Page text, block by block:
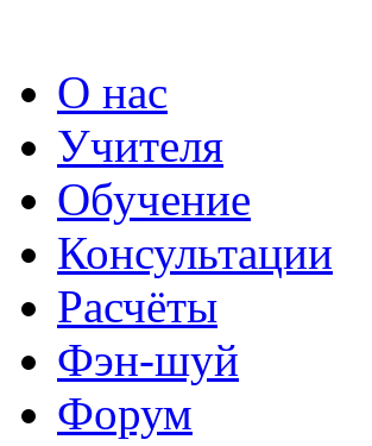
О нас
Учителя
Обучение
Консультации
Расчёты
Фэн-шуй
Форум